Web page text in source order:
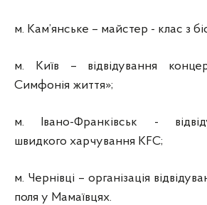
м. Кам’янське – майстер - клас з
м. Київ – відвідування
Симфонія життя»;
м. Івано-Франківськ -
швидкого харчування KFC;
м. Чернівці – організація
поля у Мамаївцях.